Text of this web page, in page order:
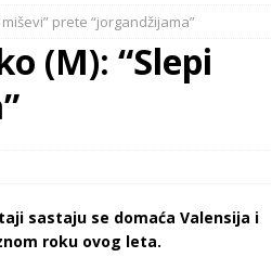
prete “jorgandžijama”
(M): “Slepi
sastaju se domaća Valensija i
roku ovog leta.